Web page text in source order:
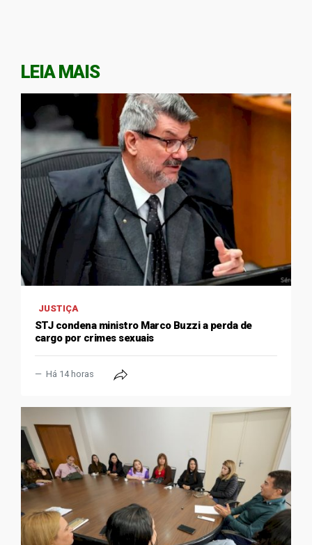
LEIA MAIS
JUSTIÇA
STJ condena ministro Marco Buzzi a perda de
cargo por crimes sexuais
Há 14 horas